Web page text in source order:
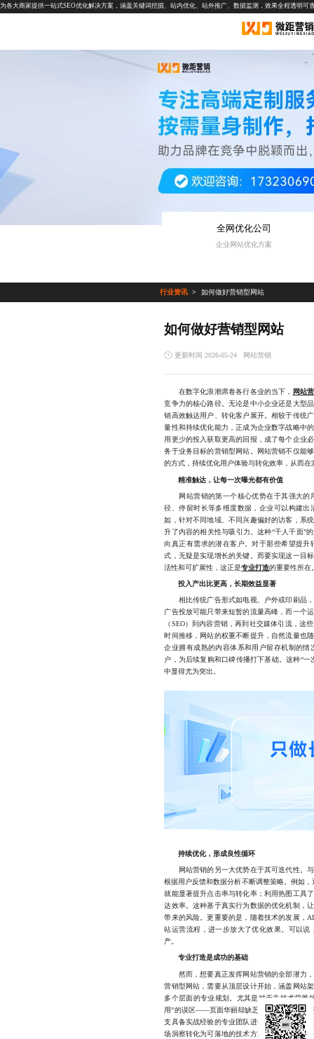
为各大商家提供一站式SEO优化解决方案，涵盖关键词挖掘、站内优化、站外推广、数据监测，效果全程透明可
全网优化公司
企业网站优化方案
行业资讯 如何做好营销型网站
如何做好营销型网站
更新时间 2026-05-24 网站营销
在数字化浪潮席卷各行各业的当下，
网站
竞争力的核心路径。无论是中小企业还是大型
销高效触达用户、转化客户展开。相较于传统
量性和持续优化能力，正成为企业数字战略中
用更少的投入获取更高的回报，成了每个企业
务于业务目标的营销型网站。网站营销不仅能
的方式，持续优化用户体验与转化效率，从而
精准触达，让每一次曝光都有价值
网站营销的第一个核心优势在于其强大的
径、停留时长等多维度数据，企业可以构建
如，针对不同地域、不同兴趣偏好的访客，系
升了内容的相关性与吸引力。这种“千人千面”
向真正有需求的潜在客户。对于那些希望提
式，无疑是实现增长的关键。而要实现这一目
活性和可扩展性，这正是专业打造的重要性所在
投入产出比更高，长期效益显著
相比传统广告形式如电视、户外或印刷品，
广告投放可能只带来短暂的流量高峰，而一个
（SEO）到内容营销，再到社交媒体引流，这
时间推移，网站的权重不断提升，自然流量也
企业拥有成熟的内容体系和用户留存机制的
户，为后续复购和口碑传播打下基础。这种“
中显得尤为突出。
持续优化，形成良性循环
网站营销的另一大优势在于其可迭代性。与
根据用户反馈和数据分析不断调整策略。例如
就能显著提升点击率与转化率；利用热图工具
达效率。这种基于真实行为数据的优化机制，
带来的风险。更重要的是，随着技术的发展，
站运营流程，进一步放大了优化效果。可以
产。
专业打造是成功的基础
然而，想要真正发挥网站营销的全部潜力，
营销型网站，需要从顶层设计开始，涵盖网站
多个层面的专业规划。尤其是对于非技术背景
用”的误区——页面华丽却缺乏转化引导，功能
支具备实战经验的专业团队进行系统化打造至
场洞察转化为可落地的技术方案，确保网站既